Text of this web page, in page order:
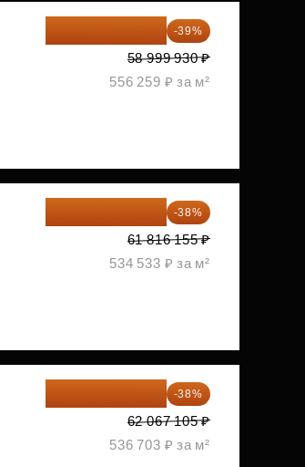
-39%
58 999 930 ₽
556 259 ₽ за м²
-38%
61 816 155 ₽
534 533 ₽ за м²
-38%
62 067 105 ₽
536 703 ₽ за м²